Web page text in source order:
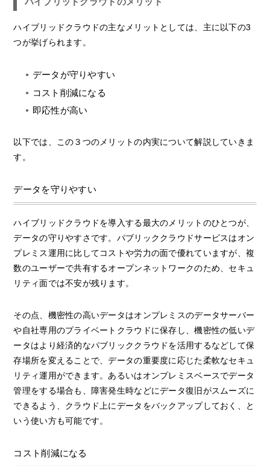
ハイブリッドクラウドの主なメリットとしては、主に以下の3
つが挙げられます。
データが守りやすい
コスト削減になる
即応性が高い
以下では、この３つのメリットの内実について解説していきま
す。
データを守りやすい
ハイブリッドクラウドを導入する最大のメリットのひとつが、
データの守りやすさです。パブリッククラウドサービスはオン
プレミス運用に比してコストや労力の面で優れていますが、複
数のユーザーで共有するオープンネットワークのため、セキュ
リティ面では不安が残ります。
その点、機密性の高いデータはオンプレミスのデータサーバー
や自社専用のプライベートクラウドに保存し、機密性の低いデ
ータはより経済的なパブリッククラウドを活用するなどして保
存場所を変えることで、データの重要度に応じた柔軟なセキュ
リティ運用ができます。あるいはオンプレミスベースでデータ
管理をする場合も、障害発生時などにデータ復旧がスムーズに
できるよう、クラウド上にデータをバックアップしておく、と
いう使い方も可能です。
コスト削減になる